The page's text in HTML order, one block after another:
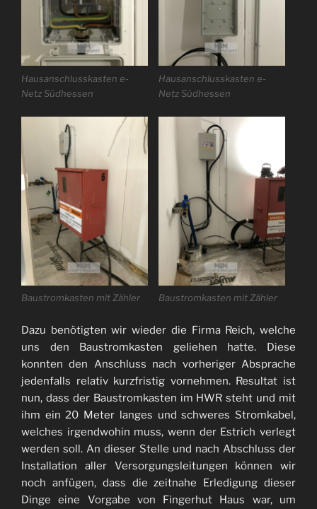
Hausanschlusskasten e-
Netz Südhessen
Hausanschlusskasten e-
Netz Südhessen
Baustromkasten mit Zähler Baustromkasten mit Zähler
Dazu benötigten wir wieder die Firma Reich, welche
uns den Baustromkasten geliehen hatte. Diese
konnten den Anschluss nach vorheriger Absprache
jedenfalls relativ kurzfristig vornehmen. Resultat ist
nun, dass der Baustromkasten im HWR steht und mit
ihm ein 20 Meter langes und schweres Stromkabel,
welches irgendwohin muss, wenn der Estrich verlegt
werden soll. An dieser Stelle und nach Abschluss der
Installation aller Versorgungsleitungen können wir
noch anfügen, dass die zeitnahe Erledigung dieser
Dinge eine Vorgabe von Fingerhut Haus war, um